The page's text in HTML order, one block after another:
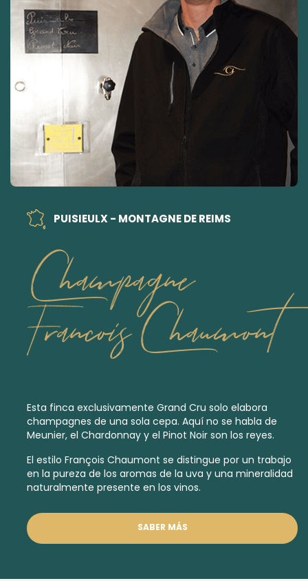
PUISIEULX - MONTAGNE DE REIMS
Champagne
Francois Chaumont
Esta finca exclusivamente Grand Cru solo elabora
champagnes de una sola cepa. Aquí no se habla de
Meunier, el Chardonnay y el Pinot Noir son los reyes.
El estilo François Chaumont se distingue por un trabajo
en la pureza de los aromas de la uva y una mineralidad
naturalmente presente en los vinos.
SABER MÁS